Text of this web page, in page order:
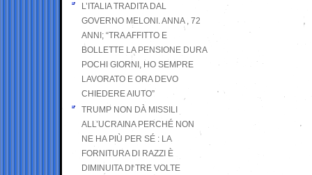
L’ITALIA TRADITA DAL
GOVERNO MELONI. ANNA , 72
ANNI; “TRA AFFITTO E
BOLLETTE LA PENSIONE DURA
POCHI GIORNI, HO SEMPRE
LAVORATO E ORA DEVO
CHIEDERE AIUTO”
TRUMP NON DÀ MISSILI
ALL’UCRAINA PERCHÉ NON
NE HA PIÙ PER SÉ : LA
FORNITURA DI RAZZI È
DIMINUITA DI TRE VOLTE